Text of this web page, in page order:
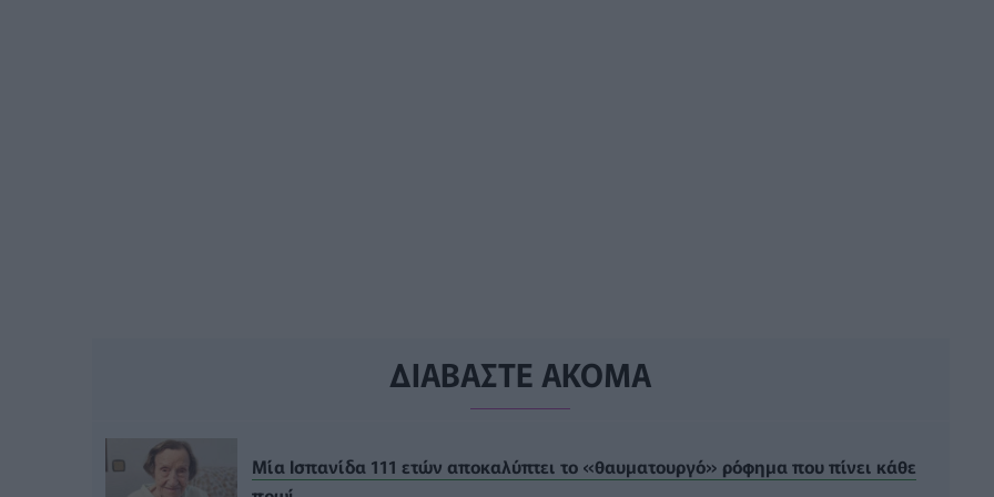
ΔΙΑΒΑΣΤΕ ΑΚΟΜΑ
Μία Ισπανίδα 111 ετών αποκαλύπτει το «θαυματουργό» ρόφημα που πίνει κάθε